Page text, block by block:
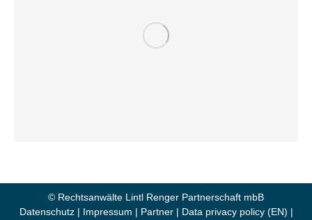
© Rechtsanwälte Lintl Renger Partnerschaft mbB
Datenschutz| Impressum | Partner| Data privacy policy (EN) |